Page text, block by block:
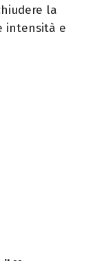
la
intensità e